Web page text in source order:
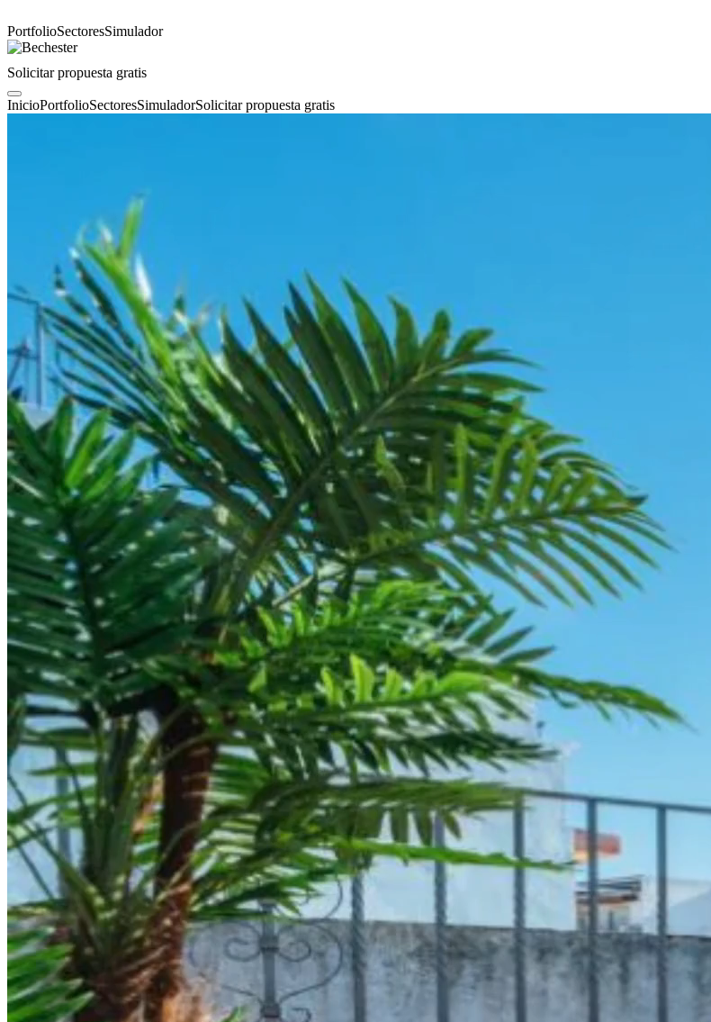
PortfolioSectoresSimulador
Solicitar propuesta gratis
InicioPortfolioSectoresSimuladorSolicitar propuesta gratis